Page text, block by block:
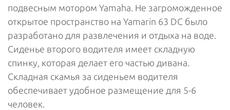
подвесным мотором Yamaha. Не загроможденное
открытое пространство на Yamarin 63 DC было
разработано для развлечения и отдыха на воде.
Сиденье второго водителя имеет складную
спинку, которая делает его частью дивана.
Складная скамья за сиденьем водителя
обеспечивает удобное размещение для 5-6
человек.